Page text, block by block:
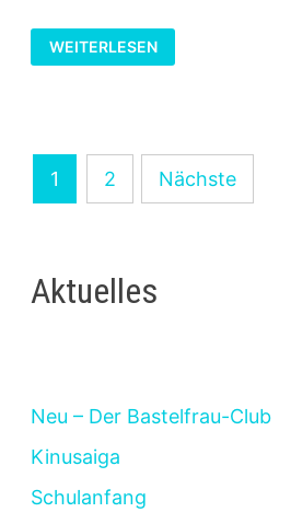
SCHULTÜTE
MIT
COMIC-
WEITERLESEN
Seitennummerierung
der
1 2 Nächste
Aktuelles
Neu – Der Bastelfrau-Club
Kinusaiga
Schulanfang